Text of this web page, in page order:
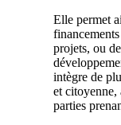
Elle permet
projets, ou
intègre de
et citoyenne,
parties